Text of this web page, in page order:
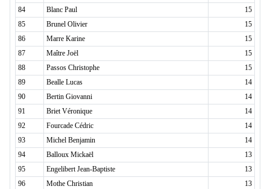
84
Blanc Paul
15
85
Brunel Olivier
15
86
Marre Karine
15
87
Maître Joël
15
88
Passos Christophe
15
89
Bealle Lucas
14
90
Bertin Giovanni
14
91
Briet Véronique
14
92
Fourcade Cédric
14
93
Michel Benjamin
14
94
Balloux Mickaël
13
95
Engelibert Jean-Baptiste
13
96
Mothe Christian
13